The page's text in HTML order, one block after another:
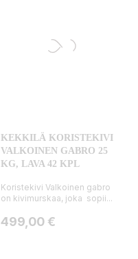
KEKKILÄ KORISTEKIVI
VALKOINEN GABRO 25
KG, LAVA 42 KPL
Koristekivi Valkoinen gabro
on kivimurskaa, joka sopii...
Hinta
499,00 €